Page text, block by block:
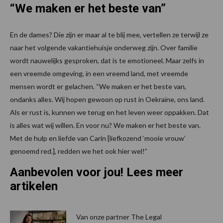
“We maken er het beste van”
En de dames? Die zijn er maar al te blij mee, vertellen ze terwijl ze
naar het volgende vakantiehuisje onderweg zijn. Over familie
wordt nauwelijks gesproken, dat is te emotioneel. Maar zelfs in
een vreemde omgeving, in een vreemd land, met vreemde
mensen wordt er gelachen. “We maken er het beste van,
ondanks alles. Wij hopen gewoon op rust in Oekraïne, ons land.
Als er rust is, kunnen we terug en het leven weer oppakken. Dat
is alles wat wij willen. En voor nu? We maken er het beste van.
Met de hulp en liefde van Carin [liefkozend ‘mooie vrouw’
genoemd red.], redden we het ook hier wel!”
Aanbevolen voor jou! Lees meer
artikelen
Van onze partner The Legal